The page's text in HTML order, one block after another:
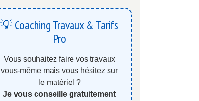
💡 Coaching Travaux & Tarifs
Pro
Vous souhaitez faire vos travaux
vous-même mais vous hésitez sur
le matériel ?
Je vous conseille gratuitement